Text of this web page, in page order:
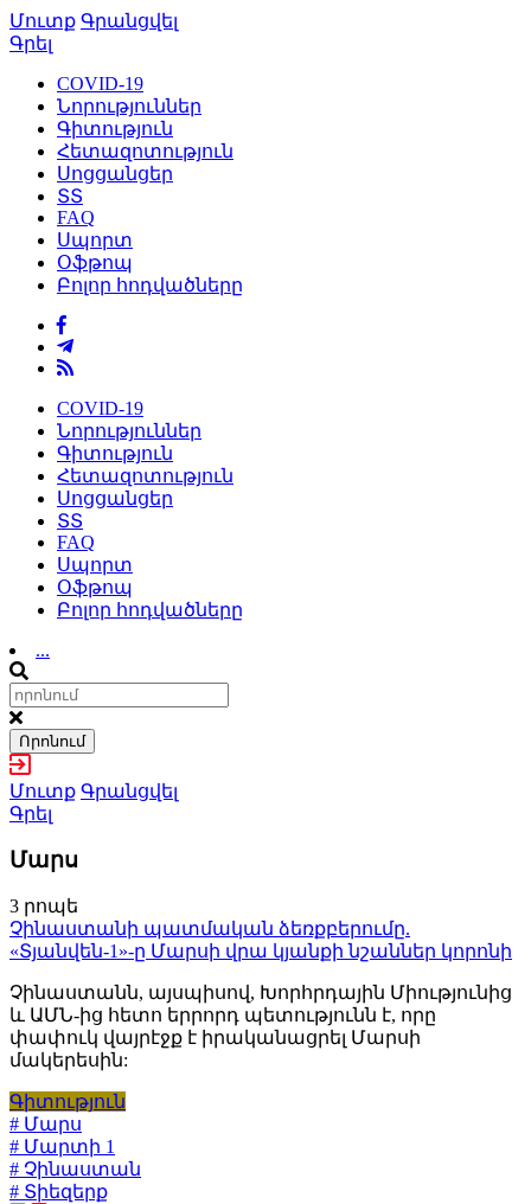
Մուտք Գրանցվել
Գրել
COVID-19
Նորություններ
Գիտություն
Հետազոտություն
Սոցցանցեր
ՏՏ
FAQ
Սպորտ
Օֆթոպ
Բոլոր հոդվածները
COVID-19
Նորություններ
Գիտություն
Հետազոտություն
Սոցցանցեր
ՏՏ
FAQ
Սպորտ
Օֆթոպ
Բոլոր հոդվածները
...
Որոնում
Մուտք Գրանցվել
Գրել
Մարս
3 րոպե
Չինաստանի պատմական ձեռքբերումը.
«Տյանվեն-1»-ը Մարսի վրա կյանքի նշաններ կորոնի
Չինաստանն, այսպիսով, Խորհրդային Միությունից
և ԱՄՆ-ից հետո երրորդ պետությունն է, որը
փափուկ վայրէջք է իրականացրել Մարսի
մակերեսին:
Գիտություն
# Մարս
# Մարտի 1
# Չինաստան
# Տիեզերք